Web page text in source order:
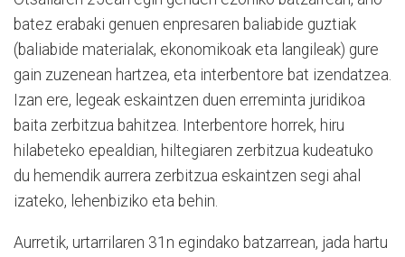
batez erabaki genuen enpresaren baliabide guztiak
(baliabide materialak, ekonomikoak eta langileak) gure
gain zuzenean hartzea, eta interbentore bat izendatzea.
Izan ere, legeak eskaintzen duen erreminta juridikoa
baita zerbitzua bahitzea. Interbentore horrek, hiru
hilabeteko epealdian, hiltegiaren zerbitzua kudeatuko
du hemendik aurrera zerbitzua eskaintzen segi ahal
izateko, lehenbiziko eta behin.
Aurretik, urtarrilaren 31n egindako batzarrean, jada hartu